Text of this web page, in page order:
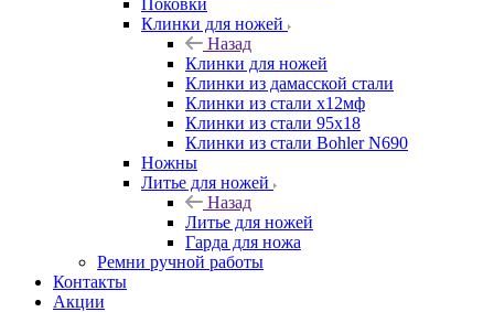
Поковки
Клинки для ножей
Назад
Клинки для ножей
Клинки из дамасской стали
Клинки из стали х12мф
Клинки из стали 95х18
Клинки из стали Bohler N690
Ножны
Литье для ножей
Назад
Литье для ножей
Гарда для ножа
Ремни ручной работы
Контакты
Акции